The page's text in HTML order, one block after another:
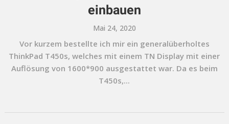
einbauen
Mai 24, 2020
Vor kurzem bestellte ich mir ein generalüberholtes
ThinkPad T450s, welches mit einem TN Display mit einer
Auflösung von 1600*900 ausgestattet war. Da es beim
T450s,...